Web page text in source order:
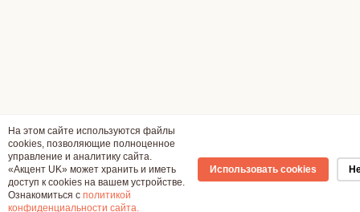
На этом сайте используются файлы
cookies, позволяющие полноценное
управление и аналитику сайта.
«Акцент UK» может хранить и иметь
доступ к cookies на вашем устройстве.
Ознакомиться с политикой
конфиденциальности сайта.
Использовать cookies